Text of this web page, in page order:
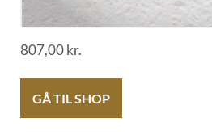
807,00kr.
GÅ TIL SHOP